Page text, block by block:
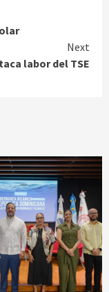
Next
labor del TSE